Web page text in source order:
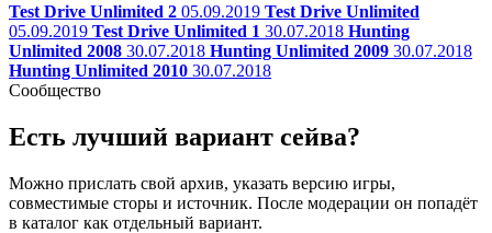
Test Drive Unlimited 2 05.09.2019 Test Drive Unlimited
05.09.2019 Test Drive Unlimited 1 30.07.2018 Hunting
Unlimited 2008 30.07.2018 Hunting Unlimited 2009 30.07.2018
Hunting Unlimited 2010 30.07.2018
Сообщество
Есть лучший вариант сейва?
Можно прислать свой архив, указать версию игры,
совместимые сторы и источник. После модерации он попадёт
в каталог как отдельный вариант.